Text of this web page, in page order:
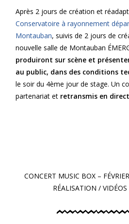
Après 2 jours de création et
Conservatoire à rayonnement
Montauban, suivis de 2 jours de
nouvelle salle de Montauban
produiront sur scène et
au public, dans des conditions
le soir du 4ème jour de stage. Un
partenariat et retransmis en direct
CONCERT MUSIC BOX –
RÉALISATION /